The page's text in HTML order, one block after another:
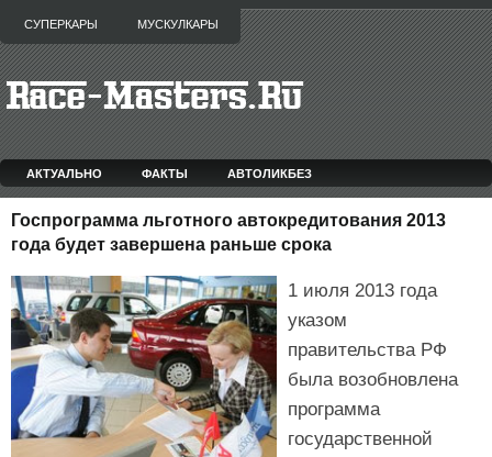
СУПЕРКАРЫ МУСКУЛКАРЫ
АКТУАЛЬНО ФАКТЫ АВТОЛИКБЕЗ
Госпрограмма льготного автокредитования 2013
года будет завершена раньше срока
1 июля 2013 года
указом
правительства РФ
была возобновлена
программа
государственной